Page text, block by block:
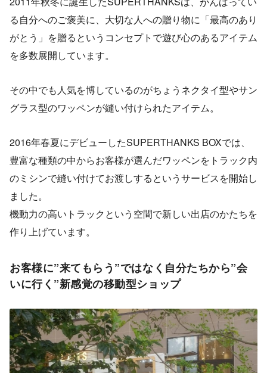
る自分へのご褒美に、大切な人への贈り物に「最高のあり
がとう」を贈るというコンセプトで遊び心のあるアイテム
を多数展開しています。
その中でも人気を博しているのがちょうネクタイ型やサン
グラス型のワッペンが縫い付けられたアイテム。
2016年春夏にデビューしたSUPERTHANKS BOXでは、
豊富な種類の中からお客様が選んだワッペンをトラック内
のミシンで縫い付けてお渡しするというサービスを開始し
ました。
機動力の高いトラックという空間で新しい出店のかたちを
作り上げています。
お客様に”来てもらう”ではなく自分たちから”会
いに行く”新感覚の移動型ショップ